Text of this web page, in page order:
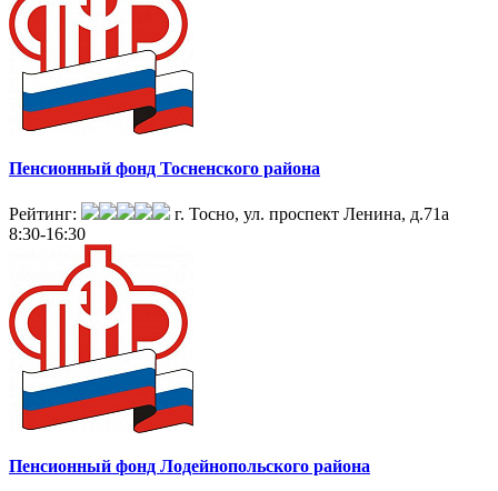
Пенсионный фонд Тосненского района
Рейтинг:
г. Тосно, ул. проспект Ленина, д.71а
8:30-16:30
Пенсионный фонд Лодейнопольского района